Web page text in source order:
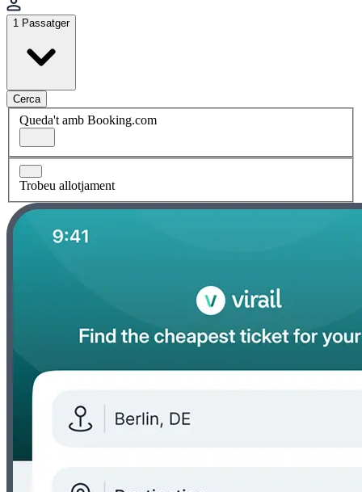
1 Passatger
Cerca
Queda't amb Booking.com
Trobeu allotjament